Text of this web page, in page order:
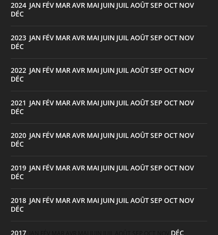
2024 JAN FÉV MARAVR MAI JUIN JUILAOÛTSEP OCT NOV
DÉC
2023 JAN FÉV MARAVR MAI JUIN JUILAOÛTSEP OCT NOV
DÉC
2022 JAN FÉV MARAVR MAI JUIN JUILAOÛTSEP OCT NOV
DÉC
2021 JAN FÉV MARAVR MAI JUIN JUILAOÛTSEP OCT NOV
DÉC
2020 JAN FÉV MARAVR MAI JUIN JUILAOÛTSEP OCT NOV
DÉC
2019 JAN FÉV MARAVR MAI JUIN JUILAOÛTSEP OCT NOV
DÉC
2018 JAN FÉV MARAVR MAI JUIN JUILAOÛTSEP OCT NOV
DÉC
2017 DÉC